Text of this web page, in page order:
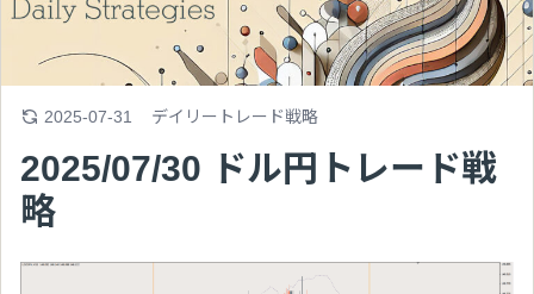
2025-07-31 デイリートレード戦略
2025/07/30 ドル円トレード戦
略